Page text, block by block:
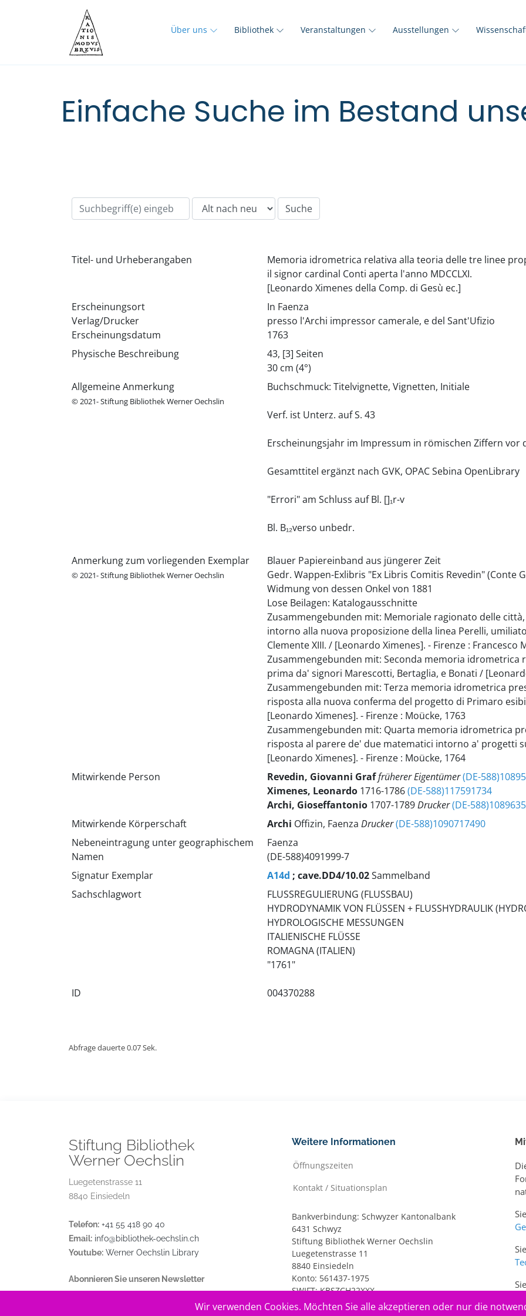
Über uns Bibliothek Veranstaltungen Ausstellungen
Einfache Suche im Bestand
Titel- und Urheberangaben
Memoria idrometrica relativa alla teoria delle tre linee
il signor cardinal Conti aperta l'anno MDCCLXI.
[Leonardo Ximenes della Comp. di Gesù ec.]
Erscheinungsort
Verlag/Drucker
Erscheinungsdatum
In Faenza
presso l'Archi impressor camerale, e del Sant'Ufizio
1763
Physische Beschreibung
43, [3] Seiten
30 cm (4°)
Allgemeine Anmerkung
© 2021- Stiftung Bibliothek Werner Oechslin
Buchschmuck: Titelvignette, Vignetten, Initiale
Verf. ist Unterz. auf S. 43
Erscheinungsjahr im Impressum in römischen Ziffern vor
Gesamttitel ergänzt nach GVK, OPAC Sebina OpenLibrary
"Errori" am Schluss auf Bl. []₁r-v
Bl. B₁₂verso unbedr.
Anmerkung zum vorliegenden Exemplar
© 2021- Stiftung Bibliothek Werner Oechslin
Blauer Papiereinband aus jüngerer Zeit
Gedr. Wappen-Exlibris "Ex Libris Comitis Revedin"
Widmung von dessen Onkel von 1881
Lose Beilagen: Katalogausschnitte
Zusammengebunden mit: Memoriale ragionato delle
intorno alla nuova proposizione della linea Perelli,
Clemente XIII. / [Leonardo Ximenes]. - Firenze : Francesco
Zusammengebunden mit: Seconda memoria idrometrica
prima da' signori Marescotti, Bertaglia, e Bonati /
Zusammengebunden mit: Terza memoria idrometrica
risposta alla nuova conferma del progetto di Primaro
[Leonardo Ximenes]. - Firenze : Moücke, 1763
Zusammengebunden mit: Quarta memoria idrometrica
risposta al parere de' due matematici intorno a' progetti
[Leonardo Ximenes]. - Firenze : Moücke, 1764
Mitwirkende Person
Revedin, Giovanni Graffrüherer Eigentümer(DE-
Ximenes, Leonardo1716-1786(DE-588)117591734
Archi, Gioseffantonio1707-1789Drucker(DE-
Mitwirkende Körperschaft
Archi Offizin, Faenza Drucker(DE-588)1090717490
Nebeneintragung unter geographischem
Namen
Faenza
(DE-588)4091999-7
Signatur Exemplar
A14d ; cave.DD4/10.02Sammelband
Sachschlagwort
FLUSSREGULIERUNG (FLUSSBAU)
HYDRODYNAMIK VON FLÜSSEN + FLUSSHYDRAULIK
HYDROLOGISCHE MESSUNGEN
ITALIENISCHE FLÜSSE
ROMAGNA (ITALIEN)
"1761"
ID 004370288
Abfrage dauerte 0.07 Sek.
Stiftung Bibliothek
Werner Oechslin
Luegetenstrasse 11
8840 Einsiedeln
Telefon: +41 55 418 90 40
Email: info@bibliothek-oechslin.ch
Youtube: Werner Oechslin Library
Abonnieren Sie unseren Newsletter
Weitere Informationen
Öffnungszeiten
Kontakt / Situationsplan
Bankverbindung: Schwyzer Kantonalbank
6431 Schwyz
Stiftung Bibliothek Werner Oechslin
Luegetenstrasse 11
8840 Einsiedeln
Konto: 561437-1975
SWIFT: KBSZCH22XXX
IBAN: CH20 0077 7005 6143 7197 5
Wir verwenden Cookies. Möchten Sie alle akzeptieren oder nur die